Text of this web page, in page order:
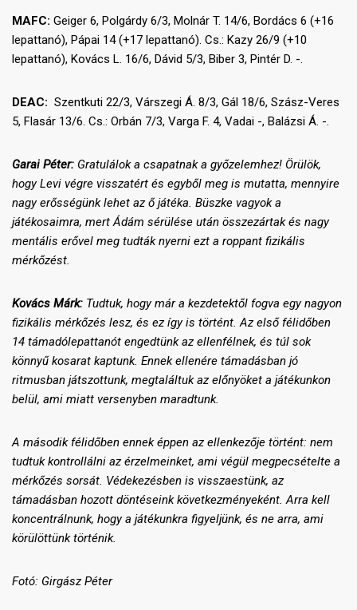
MAFC: Geiger 6, Polgárdy 6/3, Molnár T. 14/6, Bordács 6 (+16
lepattanó), Pápai 14 (+17 lepattanó). Cs.: Kazy 26/9 (+10
lepattanó), Kovács L. 16/6, Dávid 5/3, Biber 3, Pintér D. -.
DEAC: Szentkuti 22/3, Várszegi Á. 8/3, Gál 18/6, Szász-Veres
5, Flasár 13/6. Cs.: Orbán 7/3, Varga F. 4, Vadai -, Balázsi Á. -.
Garai Péter: Gratulálok a csapatnak a győzelemhez! Örülök,
hogy Levi végre visszatért és egyből meg is mutatta, mennyire
nagy erősségünk lehet az ő játéka. Büszke vagyok a
játékosaimra, mert Ádám sérülése után összezártak és nagy
mentális erővel meg tudták nyerni ezt a roppant fizikális
mérkőzést.
Kovács Márk: Tudtuk, hogy már a kezdetektől fogva egy nagyon
fizikális mérkőzés lesz, és ez így is történt. Az első félidőben
14 támadólepattanót engedtünk az ellenfélnek, és túl sok
könnyű kosarat kaptunk. Ennek ellenére támadásban jó
ritmusban játszottunk, megtaláltuk az előnyöket a játékunkon
belül, ami miatt versenyben maradtunk.
A második félidőben ennek éppen az ellenkezője történt: nem
tudtuk kontrollálni az érzelmeinket, ami végül megpecsételte a
mérkőzés sorsát. Védekezésben is visszaestünk, az
támadásban hozott döntéseink következményeként. Arra kell
koncentrálnunk, hogy a játékunkra figyeljünk, és ne arra, ami
körülöttünk történik.
Fotó: Girgász Péter